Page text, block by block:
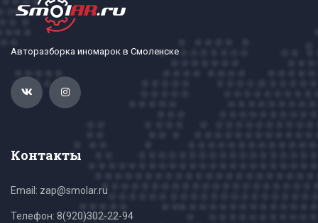
Авторазборка иномарок в Смоленске
Контакты
Email: zap@smolar.ru
Телефон: 8(920)302-22-94